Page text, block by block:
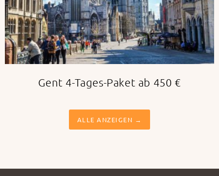
Gent 4-Tages-Paket ab 450 €
ALLE ANZEIGEN →